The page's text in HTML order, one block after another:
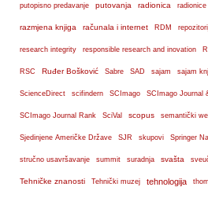
putopisno predavanje putovanja radionica radionice
razmjena knjiga računala i internet RDM
research integrity responsible research and inovation
RSC Ruđer Bošković Sabre SAD sajam sajam
ScienceDirect scifindern SCImago SCImago Journal
SCImago Journal Rank SciVal scopus semantički
Sjedinjene Američke Države SJR skupovi Springer
stručno usavršavanje summit suradnja svašta
Tehničke znanosti Tehnički muzej tehnologija